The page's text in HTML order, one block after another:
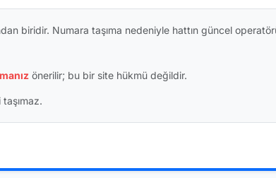
biridir. Numara taşıma nedeniyle hattın güncel
önerilir; bu bir site hükmü değildir.